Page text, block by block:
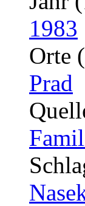
1983
Orte
Prad